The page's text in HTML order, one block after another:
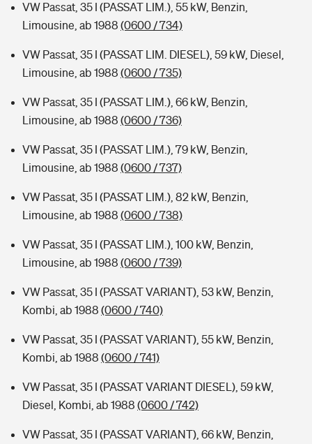
VW Passat, 35 I (PASSAT LIM.), 55 kW, Benzin,
Limousine, ab 1988 (0600 / 734)
VW Passat, 35 I (PASSAT LIM. DIESEL), 59 kW, Diesel,
Limousine, ab 1988 (0600 / 735)
VW Passat, 35 I (PASSAT LIM.), 66 kW, Benzin,
Limousine, ab 1988 (0600 / 736)
VW Passat, 35 I (PASSAT LIM.), 79 kW, Benzin,
Limousine, ab 1988 (0600 / 737)
VW Passat, 35 I (PASSAT LIM.), 82 kW, Benzin,
Limousine, ab 1988 (0600 / 738)
VW Passat, 35 I (PASSAT LIM.), 100 kW, Benzin,
Limousine, ab 1988 (0600 / 739)
VW Passat, 35 I (PASSAT VARIANT), 53 kW, Benzin,
Kombi, ab 1988 (0600 / 740)
VW Passat, 35 I (PASSAT VARIANT), 55 kW, Benzin,
Kombi, ab 1988 (0600 / 741)
VW Passat, 35 I (PASSAT VARIANT DIESEL), 59 kW,
Diesel, Kombi, ab 1988 (0600 / 742)
VW Passat, 35 I (PASSAT VARIANT), 66 kW, Benzin,